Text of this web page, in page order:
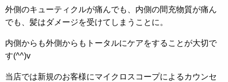
外側のキューティクルが痛んでも、内側の間充物質が痛ん
でも、髪はダメージを受けてしまうことに。
内側からも外側からもトータルにケアをすることが大切で
す(^^)v
当店では新規のお客様にマイクロスコープによるカウンセ